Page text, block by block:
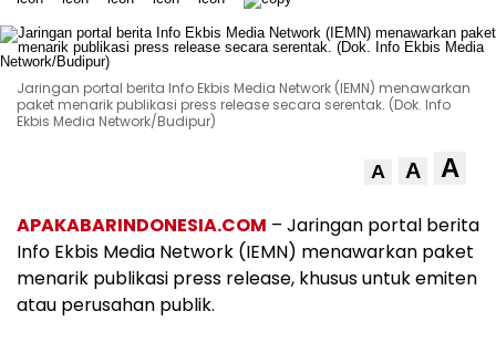
Jaringan portal berita Info Ekbis Media Network (IEMN) menawarkan
paket menarik publikasi press release secara serentak. (Dok. Info
Ekbis Media Network/Budipur)
A A A
APAKABARINDONESIA.COM – Jaringan portal berita
Info Ekbis Media Network (IEMN) menawarkan paket
menarik publikasi press release, khusus untuk emiten
atau perusahan publik.